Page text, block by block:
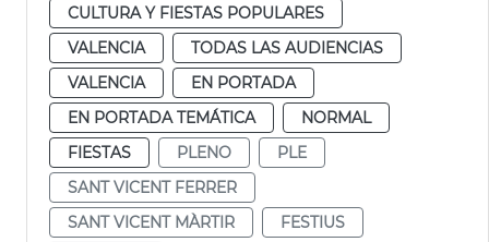
CULTURA Y FIESTAS POPULARES
VALENCIA
TODAS LAS AUDIENCIAS
VALENCIA
EN PORTADA
EN PORTADA TEMÁTICA
NORMAL
FIESTAS
PLENO
PLE
SANT VICENT FERRER
SANT VICENT MÀRTIR
FESTIUS